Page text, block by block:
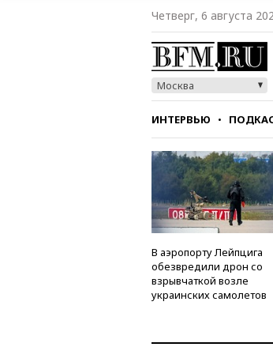
Четверг, 6 августа
Москва
ИНТЕРВЬЮ
СТИЛЬ ТЕСТЫ
В аэропорту Лейпцига
обезвредили дрон со
взрывчаткой возле
украинских самолетов